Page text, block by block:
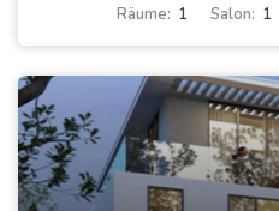
Räume: 1 Salon: 1